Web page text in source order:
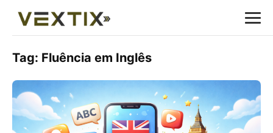
Tag: Fluência em Inglês